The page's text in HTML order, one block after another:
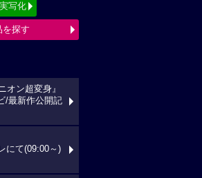
写化
を探す
オン超変身』
/最新作公開記
にて(09:00～)